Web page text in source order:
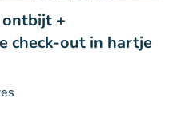
+
check-out in hartje